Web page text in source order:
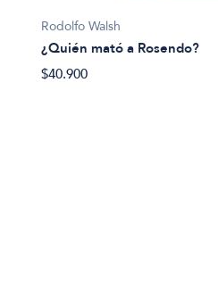
Rodolfo Walsh
¿Quién mató a Rosendo?
$40.900